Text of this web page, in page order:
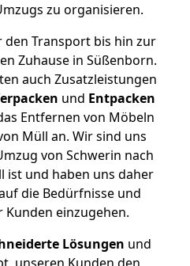
zu organisieren.
den Transport bis hin zur
Zuhause in Süßenborn.
auch Zusatzleistungen
und Entpacken
Entfernen von Möbeln
Müll an. Wir sind uns
von Schwerin nach
ist und haben uns daher
die Bedürfnisse und
Kunden einzugehen.
Lösungen und